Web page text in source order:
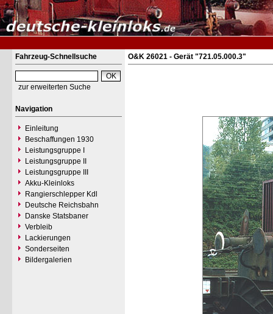
Fahrzeug-Schnellsuche
zur erweiterten Suche
Navigation
Einleitung
Beschaffungen 1930
Leistungsgruppe I
Leistungsgruppe II
Leistungsgruppe III
Akku-Kleinloks
Rangierschlepper Kdl
Deutsche Reichsbahn
Danske Statsbaner
Verbleib
Lackierungen
Sonderseiten
Bildergalerien
O&K 26021 - Gerät "721.05.000.3"